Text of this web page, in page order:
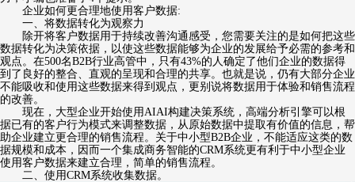
企业如何更合理地使用客户数据:
一、将数据转化为观察力
除开将客户数据用于持续改善沟通感受，您需要关注的是如何把这些
数据转化为决策依据，以使这些数据能够为企业的发展给予必需的参考和
观点。在500名B2B行业高管中，只有43%的人确定了他们企业的数据得
到了良好的整合、直观的呈现和合理的共享。也就是说，仍有大部分企业
不能吸收和使用这些数据来得到观点，更别说将数据用于体验和销售流程
的改善。
现在，大型企业开始使用AIAI构建决策系统，高端分析引擎可以根
据已有的客户行为模式来调整数据，从原始数据中提取有价值的信息，帮
助企业建立更合理的销售流程。关于中小型B2B企业，不能适应这类的数
据规模和成本，因而一个集成商务智能的CRM系统更有利于中小型企业
使用客户数据来建立合理，简单的销售流程。
二、使用CRM系统收集数据。